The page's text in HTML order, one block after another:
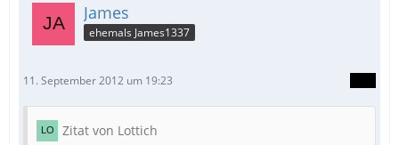
James
ehemals James1337
11. September 2012 um 19:23
Zitat von Lottich